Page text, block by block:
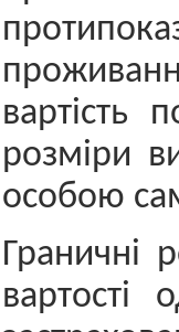
вартість
розміри
особою
Граничні
вартості